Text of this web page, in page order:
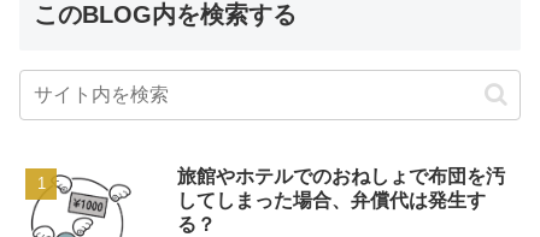
このBLOG内を検索する
旅館やホテルでのおねしょで布団を汚
してしまった場合、弁償代は発生す
る？